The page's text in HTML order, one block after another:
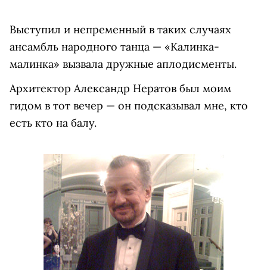
Выступил и непременный в таких случаях
ансамбль народного танца — «Калинка-
малинка» вызвала дружные аплодисменты.
Архитектор Александр Нератов был моим
гидом в тот вечер — он подсказывал мне, кто
есть кто на балу.